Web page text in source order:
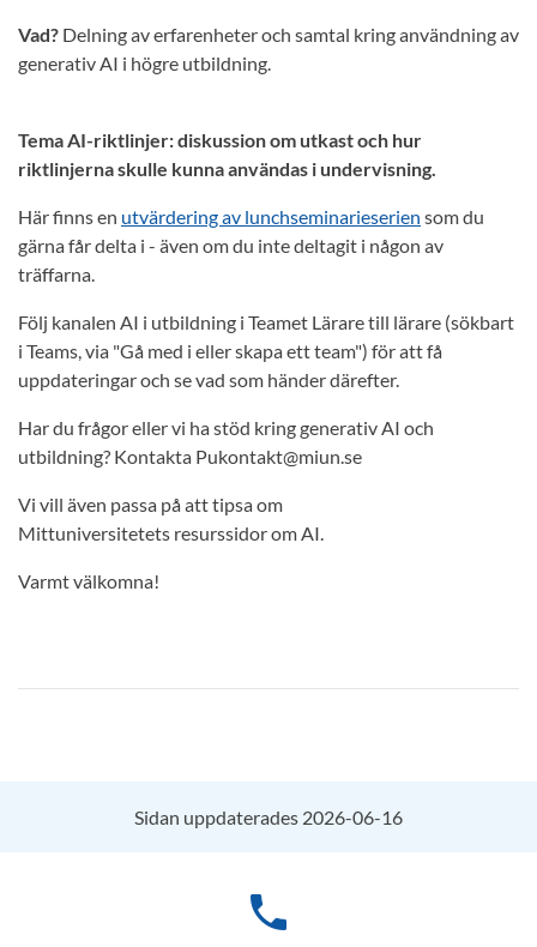
Vad? Delning av erfarenheter och samtal kring användning av
generativ AI i högre utbildning.
Tema AI-riktlinjer: diskussion om utkast och hur
riktlinjerna skulle kunna användas i undervisning.
Här finns en utvärdering av lunchseminarieserien som du
gärna får delta i - även om du inte deltagit i någon av
träffarna.
Följ kanalen AI i utbildning i Teamet Lärare till lärare (sökbart
i Teams, via "Gå med i eller skapa ett team") för att få
uppdateringar och se vad som händer därefter.
Har du frågor eller vi ha stöd kring generativ AI och
utbildning? Kontakta Pukontakt@miun.se
Vi vill även passa på att tipsa om
Mittuniversitetets resurssidor om AI.
Varmt välkomna!
Sidan uppdaterades 2026-06-16
phone